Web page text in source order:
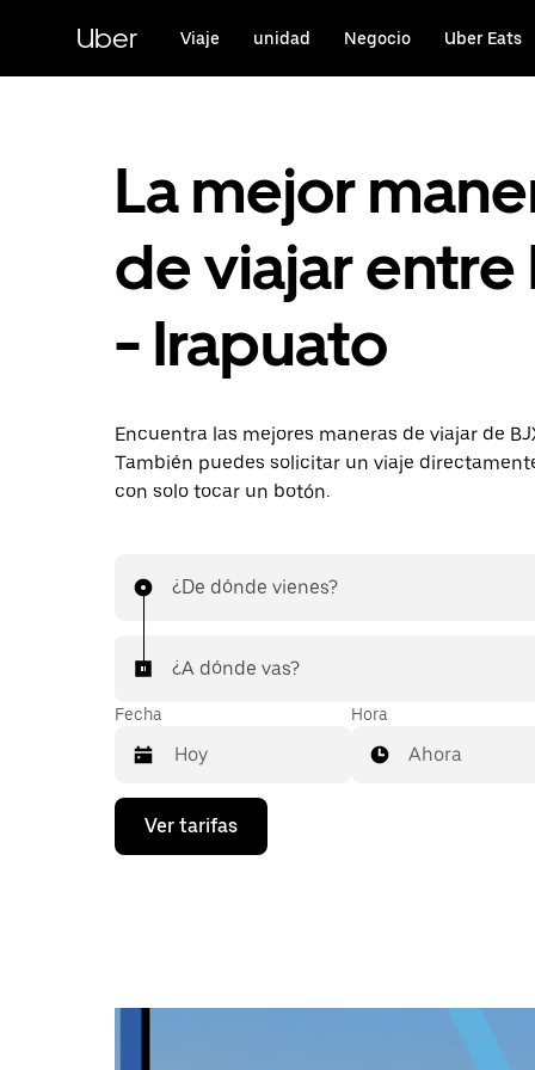
contenido
principal
Uber Viaje unidad Negocio Uber Eats
La mejor
de viajar entre
- Irapuato
Encuentra las mejores maneras de viajar de
También puedes solicitar un viaje
con solo tocar un botón.
¿De dónde vienes?
¿A dónde vas?
Fecha
Presiona
flecha
calendario
Hora
Ahora
Ver tarifas